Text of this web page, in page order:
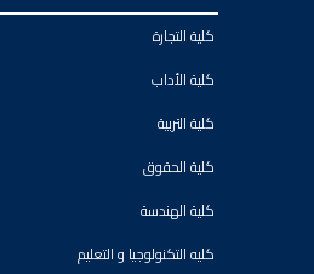
كلية التجارة
كلية الأداب
كلية التربية
كلية الحقوق
كلية الهندسة
كليه التكنولوجيا و التعليم